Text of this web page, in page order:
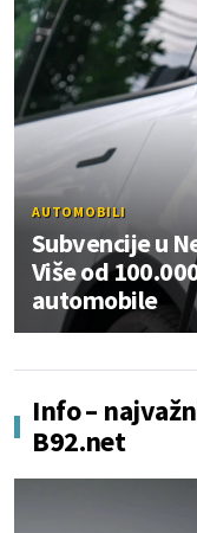
AUTOMOBILI
Subvencije u
Više od
automobile
Info –
B92.net